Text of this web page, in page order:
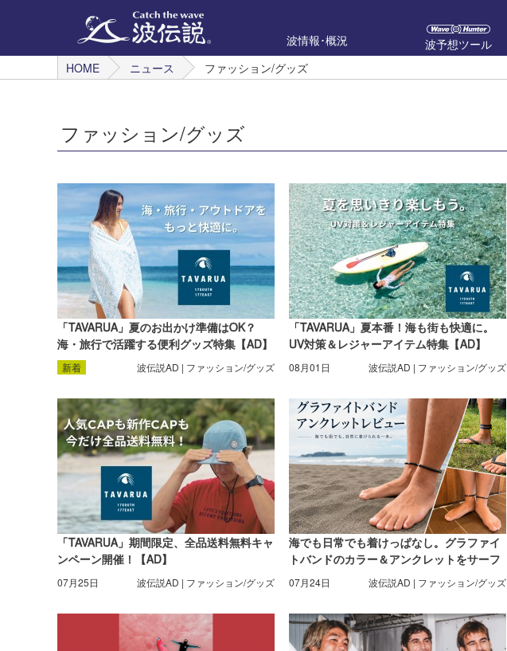
波情報･概況
波予想ツール
HOME
ニュース ファッション/グッズ
ファッション/グッズ
「TAVARUA」夏のお出かけ準備はOK？
海・旅行で活躍する便利グッズ特集【AD】
新着 波伝説AD | ファッション/グッズ
「TAVARUA」夏本番！海も街も快適に。
UV対策＆レジャーアイテム特集【AD】
08月01日 波伝説AD | ファッション/グッズ
「TAVARUA」期間限定、全品送料無料キャ
ンペーン開催！【AD】
07月25日 波伝説AD | ファッション/グッズ
海でも日常でも着けっぱなし。グラファイ
トバンドのカラー＆アンクレットをサーフ
ァー目線でレビュー【AD】
07月24日 波伝説AD | ファッション/グッズ